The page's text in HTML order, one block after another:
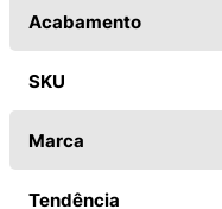
Acabamento
SKU
Marca
Tendência